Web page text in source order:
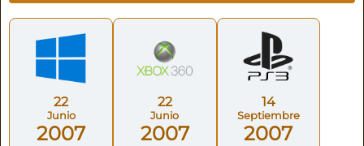
22
Junio
2007
22
Junio
2007
14
Septiembre
2007